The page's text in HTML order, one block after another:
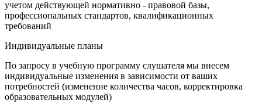
учетом действующей нормативно - правовой базы,
профессиональных стандартов, квалификационных
требований
Индивидуальные планы
По запросу в учебную программу слушателя мы внесем
индивидуальные изменения в зависимости от ваших
потребностей (изменение количества часов, корректировка
образовательных модулей)